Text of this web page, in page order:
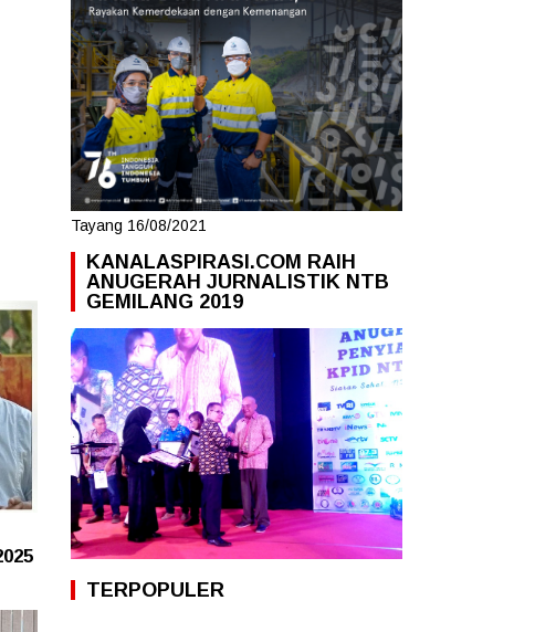
Tayang 16/08/2021
KANALASPIRASI.COM RAIH
ANUGERAH JURNALISTIK NTB
GEMILANG 2019
TERPOPULER